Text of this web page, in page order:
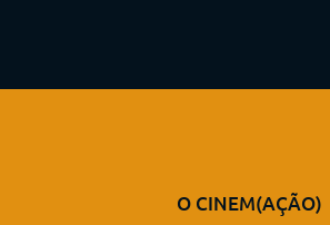
O CINEM(AÇÃO)